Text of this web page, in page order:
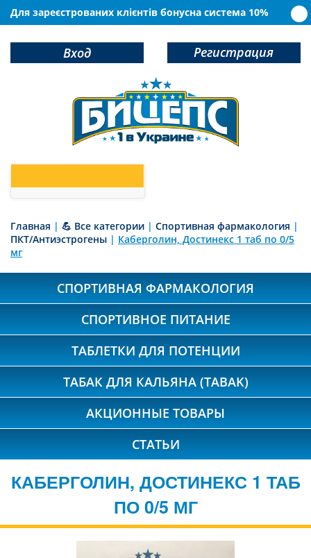
Для зареєстрованих клієнтів бонусна система 10%
Вход Регистрация
Главная | 💪 Все категории | Спортивная фармакология |
ПКТ/Антиэстрогены | Каберголин, Достинекс 1 таб по 0/5
мг
СПОРТИВНАЯ ФАРМАКОЛОГИЯ
СПОРТИВНОЕ ПИТАНИЕ
ТАБЛЕТКИ ДЛЯ ПОТЕНЦИИ
ТАБАК ДЛЯ КАЛЬЯНА (TABAK)
АКЦИОННЫЕ ТОВАРЫ
СТАТЬИ
КАБЕРГОЛИН, ДОСТИНЕКС 1 ТАБ
ПО 0/5 МГ